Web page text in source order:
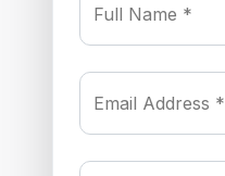
Full Name *
Email Address *